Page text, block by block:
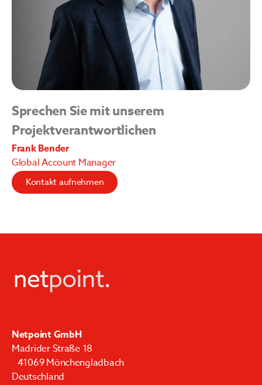
Sprechen Sie mit unserem
Projektverantwortlichen
Frank Bender
Global Account Manager
Kontakt aufnehmen
Netpoint GmbH
Madrider Straße 18
41069 Mönchengladbach
Deutschland